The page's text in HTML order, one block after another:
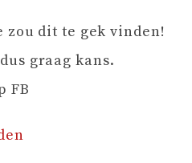
zou dit te gek vinden!
graag kans.
FB